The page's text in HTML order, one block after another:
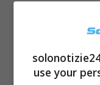
use your